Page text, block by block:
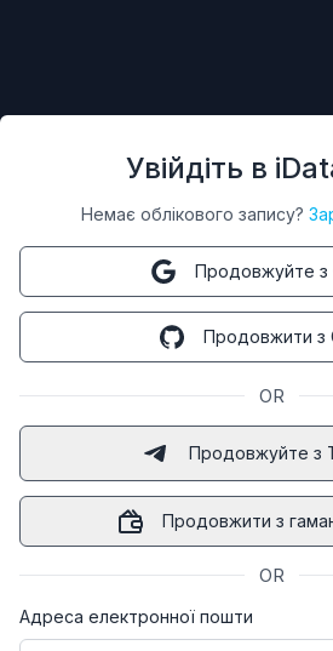
Увійдіть в
Немає облікового запису?
Продовжуйте з
Продовжити з
OR
Продовжуйте з
Продовжити з
OR
Адреса електронної пошти